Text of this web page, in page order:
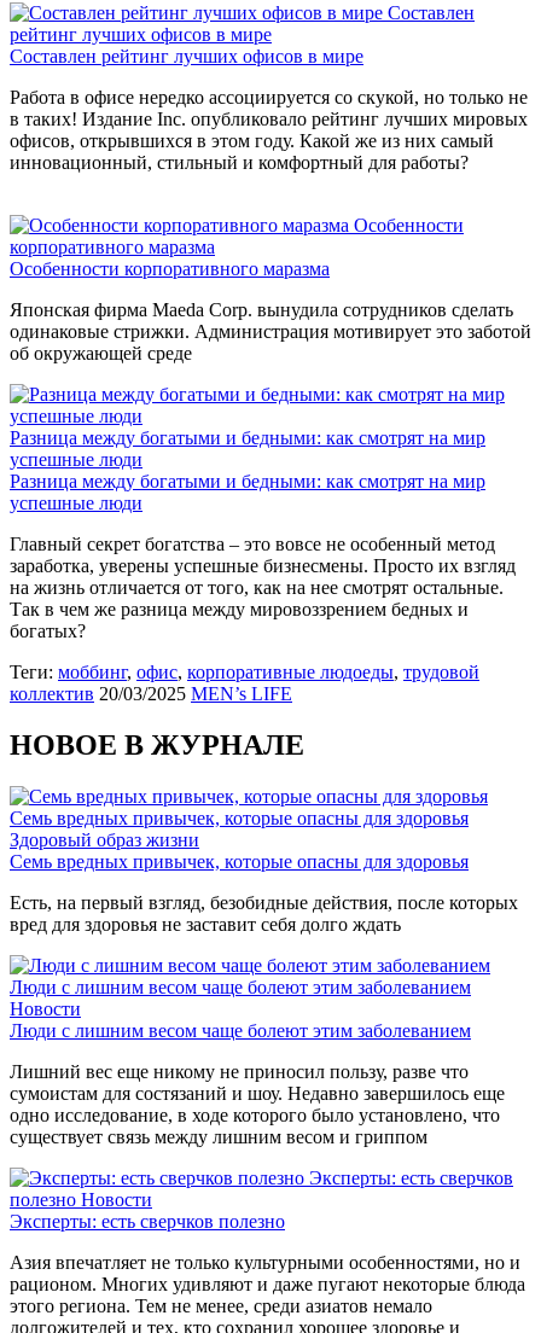
Составлен
рейтинг лучших офисов в мире
Составлен рейтинг лучших офисов в мире
Работа в офисе нередко ассоциируется со скукой, но только не
в таких! Издание Inc. опубликовало рейтинг лучших мировых
офисов, открывшихся в этом году. Какой же из них самый
инновационный, стильный и комфортный для работы?
Особенности
корпоративного маразма
Особенности корпоративного маразма
Японская фирма Maeda Corp. вынудила сотрудников сделать
одинаковые стрижки. Администрация мотивирует это заботой
об окружающей среде
Разница между богатыми и бедными: как смотрят на мир
успешные люди
Разница между богатыми и бедными: как смотрят на мир
успешные люди
Главный секрет богатства – это вовсе не особенный метод
заработка, уверены успешные бизнесмены. Просто их взгляд
на жизнь отличается от того, как на нее смотрят остальные.
Так в чем же разница между мировоззрением бедных и
богатых?
Теги: моббинг, офис, корпоративные людоеды, трудовой
коллектив 20/03/2025 MEN’s LIFE
НОВОЕ В ЖУРНАЛЕ
Семь вредных привычек, которые опасны для здоровья
Здоровый образ жизни
Семь вредных привычек, которые опасны для здоровья
Есть, на первый взгляд, безобидные действия, после которых
вред для здоровья не заставит себя долго ждать
Люди с лишним весом чаще болеют этим заболеванием
Новости
Люди с лишним весом чаще болеют этим заболеванием
Лишний вес еще никому не приносил пользу, разве что
сумоистам для состязаний и шоу. Недавно завершилось еще
одно исследование, в ходе которого было установлено, что
существует связь между лишним весом и гриппом
Эксперты: есть сверчков
полезно Новости
Эксперты: есть сверчков полезно
Азия впечатляет не только культурными особенностями, но и
рационом. Многих удивляют и даже пугают некоторые блюда
этого региона. Тем не менее, среди азиатов немало
долгожителей и тех, кто сохранил хорошее здоровье и